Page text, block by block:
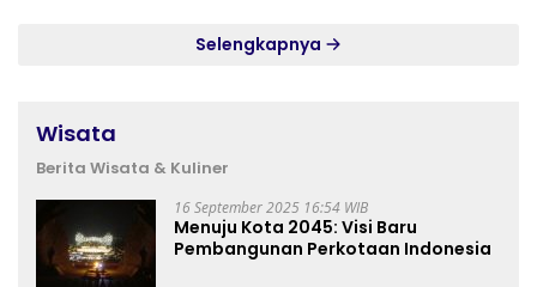
Selengkapnya
Wisata
Berita Wisata & Kuliner
16 September 2025 16:54 WIB
Menuju Kota 2045: Visi Baru
Pembangunan Perkotaan Indonesia